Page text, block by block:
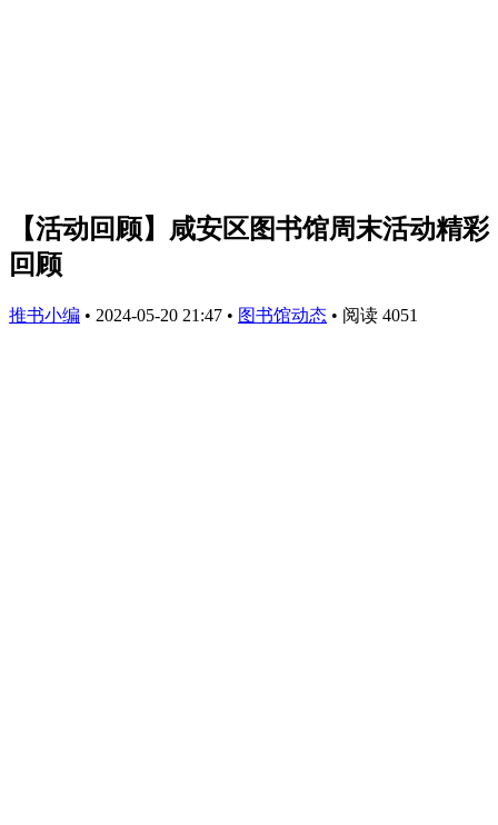
【活动回顾】咸安区图书馆周末活动精彩
回顾
推书小编 • 2024-05-20 21:47 • 图书馆动态 • 阅读 4051